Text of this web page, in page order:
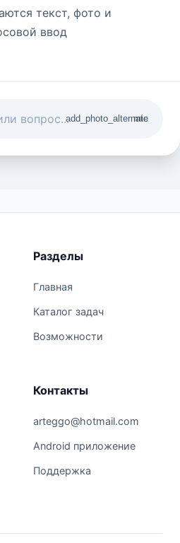
текст, фото и
ввод
add_photo_alternate
mic
Разделы
Главная
Каталог задач
Возможности
Контакты
arteggo@hotmail.com
Android приложение
Поддержка